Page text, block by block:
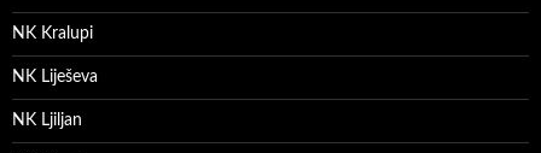
NK Kralupi
NK Liješeva
NK Ljiljan